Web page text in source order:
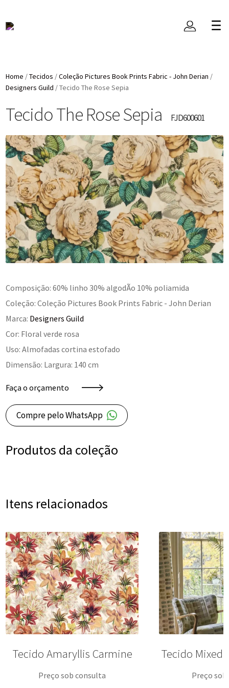
Home /Tecidos /Coleção Pictures Book Prints Fabric - John Derian /
Designers Guild /Tecido The Rose Sepia
Tecido The Rose Sepia FJD600601
Composição: 60% linho 30% algodÃo 10% poliamida
Coleção: Coleção Pictures Book Prints Fabric - John Derian
Marca: Designers Guild
Cor: Floral verde rosa
Uso: Almofadas cortina estofado
Dimensão: Largura: 140 cm
Faça o orçamento
Compre pelo WhatsApp
Produtos da coleção
Itens relacionados
Tecido Amaryllis Carmine
Preço sob consulta
Tecido Mixed
Preço